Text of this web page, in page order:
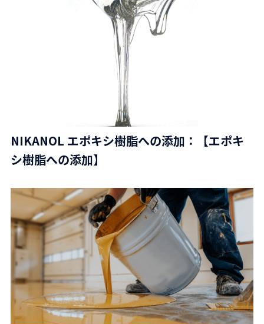
NIKANOL エポキシ樹脂への添加：【エポキ
シ樹脂への添加】